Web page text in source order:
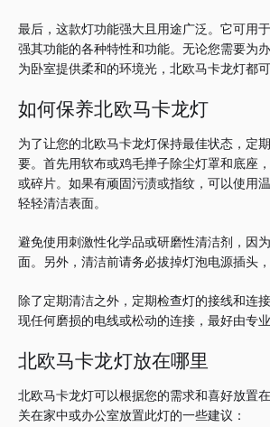
最后，这款灯功能强大且用途广泛。 它可用
强其功能的各种特性和功能。 无论您需要为
为卧室提供柔和的环境光，北欧马卡龙灯都
如何保养北欧马卡龙灯
为了让您的北欧马卡龙灯保持最佳状态，定
要。 首先用软布或鸡毛掸子除尘灯罩和底座
或碎片。 如果有顽固污渍或指纹，可以使用
轻轻清洁表面。
避免使用刺激性化学品或研磨性清洁剂，因
面。
另外，清洁前请务必拔掉灯泡电源插头
除了定期清洁之外，定期检查灯的接线和连接
现任何磨损的电线或松动的连接，最好由专业
北欧马卡龙灯放在哪里
北欧马卡龙灯可以根据您的需求和喜好放置在
关在家中或办公室放置此灯的一些建议：